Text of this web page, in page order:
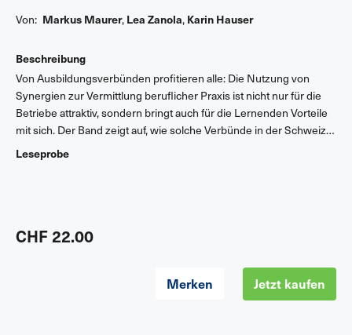
Von: Markus Maurer, Lea Zanola, Karin Hauser
Beschreibung
Von Ausbildungsverbünden profitieren alle: Die Nutzung von
Synergien zur Vermittlung beruflicher Praxis ist nicht nur für die
Betriebe attraktiv, sondern bringt auch für die Lernenden Vorteile
mit sich. Der Band zeigt auf, wie solche Verbünde in der Schweiz
funktionieren, diskutiert Erfolgsmodelle und macht deutlich,
welches Potenzial diese Kooperation von Lehrbetrieben in
Leseprobe
CHF 22.00
Merken Jetzt kaufen